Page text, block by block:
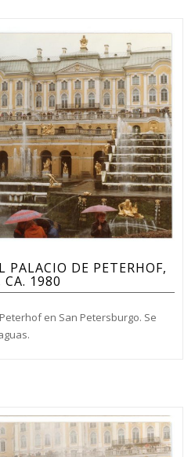
PALACIO DE PETERHOF,
CA. 1980
en San Petersburgo. Se